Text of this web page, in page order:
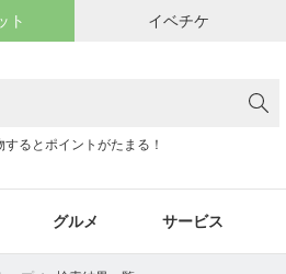
ト イベチケ
するとポイントがたまる！
グルメ サービス